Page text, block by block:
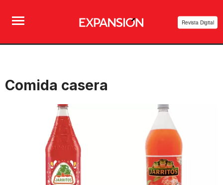
Revista Digital
Comida casera